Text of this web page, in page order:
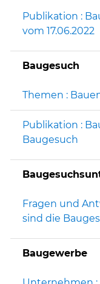
Publikation :
vom 17.06.2022
Baugesuch
Themen :
Publikation :
Baugesuch
Fragen und
sind die
Baugewerbe